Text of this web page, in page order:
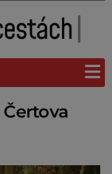
Čertova